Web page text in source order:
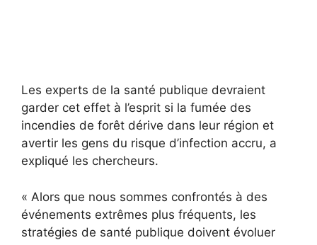
Les experts de la santé publique devraient
garder cet effet à l’esprit si la fumée des
incendies de forêt dérive dans leur région et
avertir les gens du risque d’infection accru, a
expliqué les chercheurs.
« Alors que nous sommes confrontés à des
événements extrêmes plus fréquents, les
stratégies de santé publique doivent évoluer